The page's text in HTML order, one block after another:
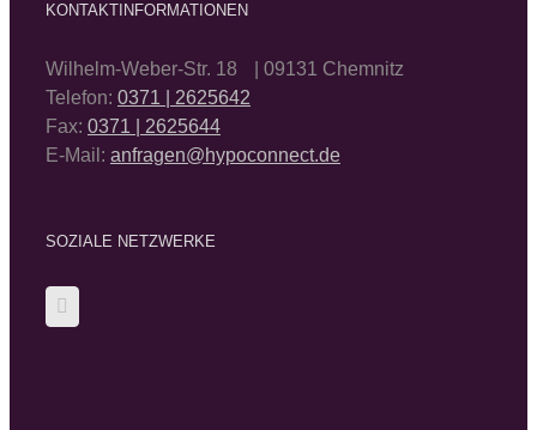
KONTAKTINFORMATIONEN
Wilhelm-Weber-Str. 18 | 09131 Chemnitz
Telefon: 0371 | 2625642
Fax: 0371 | 2625644
E-Mail: anfragen@hypoconnect.de
SOZIALE NETZWERKE